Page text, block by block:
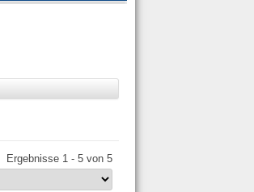
Ergebnisse 1 - 5 von 5